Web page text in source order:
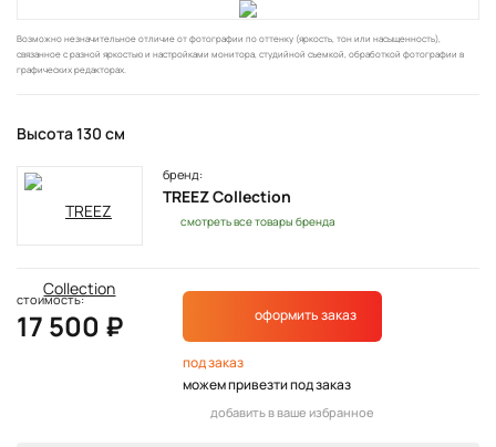
Возможно незначительное отличие от фотографии по оттенку (яркость, тон или насыщенность),
связанное с разной яркостью и настройками монитора, студийной съемкой, обработкой фотографии в
графических редакторах.
Высота 130 см
бренд:
TREEZ Collection
смотреть все товары бренда
стоимость:
17 500 ₽ оформить заказ
под заказ
можем привезти под заказ
добавить в ваше избранное